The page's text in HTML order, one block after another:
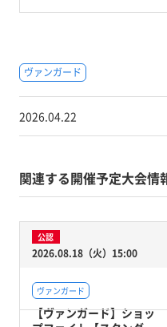
ヴァンガード
2026.04.22
関連する開催予定大会情
公認
2026.08.18（火）15:00
ヴァンガード
【ヴァンガード】ショッ